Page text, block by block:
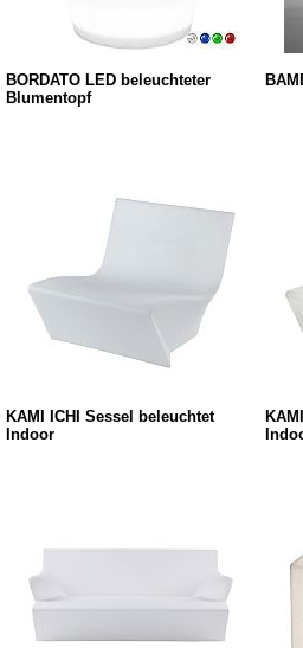
BORDATO LED beleuchteter
Blumentopf
KAMI ICHI Sessel beleuchtet
Indoor